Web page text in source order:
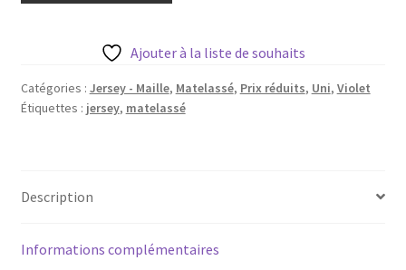
-
1m
Ajouter à la liste de souhaits
Catégories : Jersey - Maille, Matelassé, Prix réduits, Uni, Violet
Étiquettes : jersey, matelassé
Description
Informations complémentaires